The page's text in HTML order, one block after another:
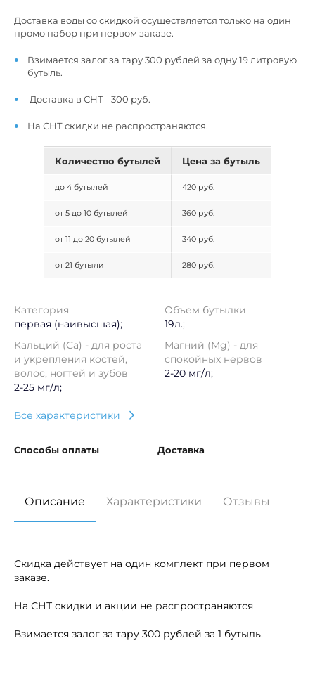
Доставка воды со скидкой осуществляется только на один
промо набор при первом заказе.
Взимается залог за тару 300 рублей за одну 19 литровую
бутыль.
Доставка в СНТ - 300 руб.
На СНТ скидки не распространяются.
Количество бутылей Цена за бутыль
до 4 бутылей 420 руб.
от 5 до 10 бутылей 360 руб.
от 11 до 20 бутылей 340 руб.
от 21 бутыли 280 руб.
Категория
первая (наивысшая);
Объем бутылки
19л.;
Кальций (Ca) - для роста
и укрепления костей,
волос, ногтей и зубов
2-25 мг/л;
Магний (Mg) - для
спокойных нервов
2-20 мг/л;
Все характеристики
Способы оплаты Доставка
Описание Характеристики Отзывы
Скидка действует на один комплект при первом
заказе.
На СНТ скидки и акции не распространяются
Взимается залог за тару 300 рублей за 1 бутыль.